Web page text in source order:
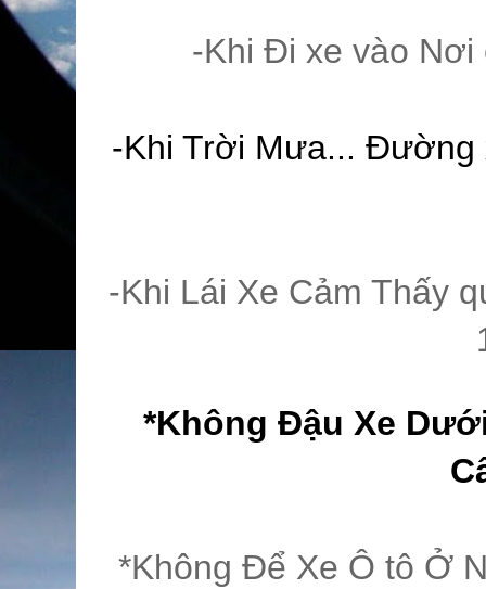
-Khi Đi xe vào
-Khi Trời Mưa...
-Khi Lái Xe Cảm Thấy
*Không Đậu Xe
*Không Để Xe Ô tô Ở